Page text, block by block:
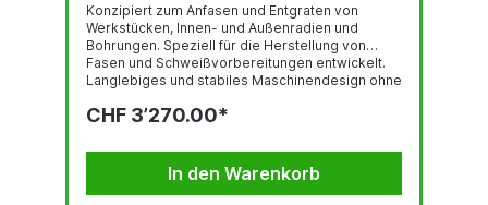
Konzipiert zum Anfasen und Entgraten von
Werkstücken, Innen- und Außenradien und
Bohrungen. Speziell für die Herstellung von
Fasen und Schweißvorbereitungen entwickelt.
Langlebiges und stabiles Maschinendesign ohne
Schneidkopfes ist es möglich den Verschleiss
reduzieren, wenn die max. Fasenbreite von 8
mm nicht überschritten wird.
CHF 3’270.00*
In den Warenkorb